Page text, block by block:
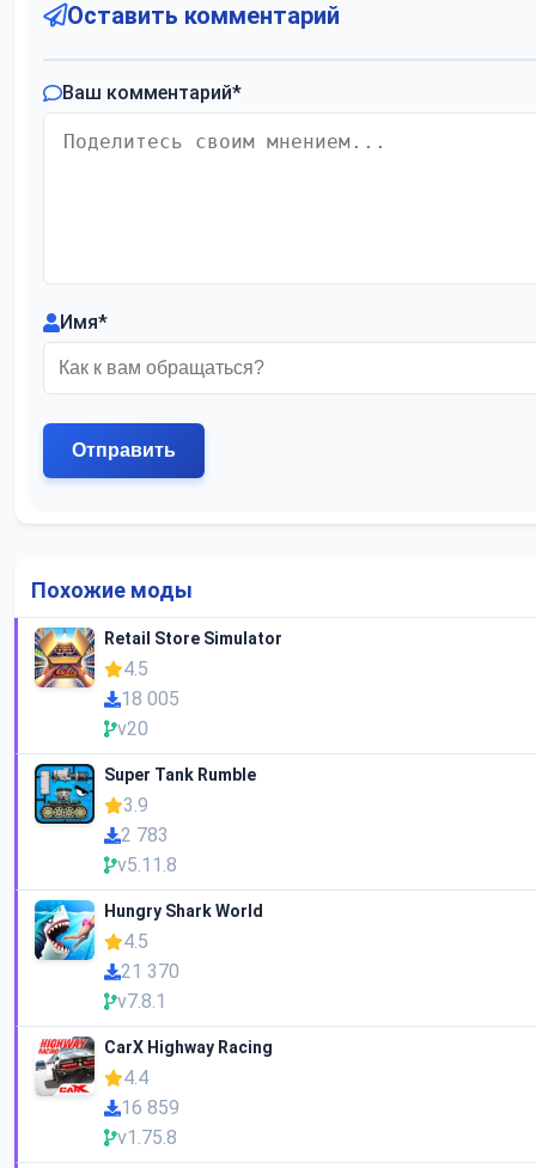
Оставить комментарий
Ваш комментарий*
Имя*
Похожие моды
Retail Store Simulator
4.5
18 005
v20
Super Tank Rumble
3.9
2 783
v5.11.8
Hungry Shark World
4.5
21 370
v7.8.1
CarX Highway Racing
4.4
16 859
v1.75.8